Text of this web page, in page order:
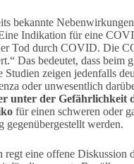
bekannte
Indikation für eine
Tod durch COVID. Die
Das bedeutet, dass beim
Studien zeigen jedenfalls
oder unwesentlich
unter der Gefährlichkeit
für einen schweren oder
werden.
eine offene Diskussion